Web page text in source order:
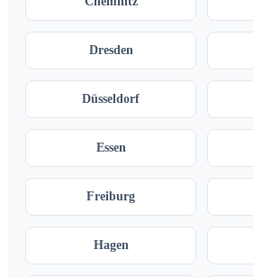
Dresden
Düsseldorf
Essen
Freiburg
Hagen